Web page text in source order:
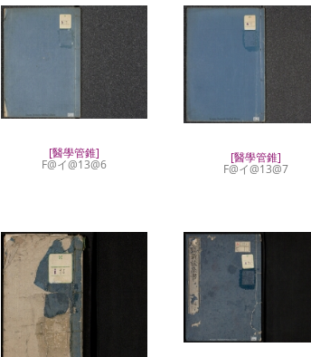
[醫學管錐]
F@イ@13@6 [醫學管錐]
F@イ@13@7